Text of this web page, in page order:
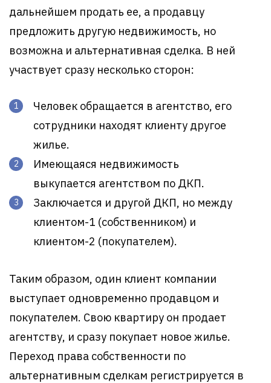
дальнейшем продать ее, а продавцу
предложить другую недвижимость, но
возможна и альтернативная сделка. В ней
участвует сразу несколько сторон:
Человек обращается в агентство, его
сотрудники находят клиенту другое
жилье.
Имеющаяся недвижимость
выкупается агентством по ДКП.
Заключается и другой ДКП, но между
клиентом-1 (собственником) и
клиентом-2 (покупателем).
Таким образом, один клиент компании
выступает одновременно продавцом и
покупателем. Свою квартиру он продает
агентству, и сразу покупает новое жилье.
Переход права собственности по
альтернативным сделкам регистрируется в